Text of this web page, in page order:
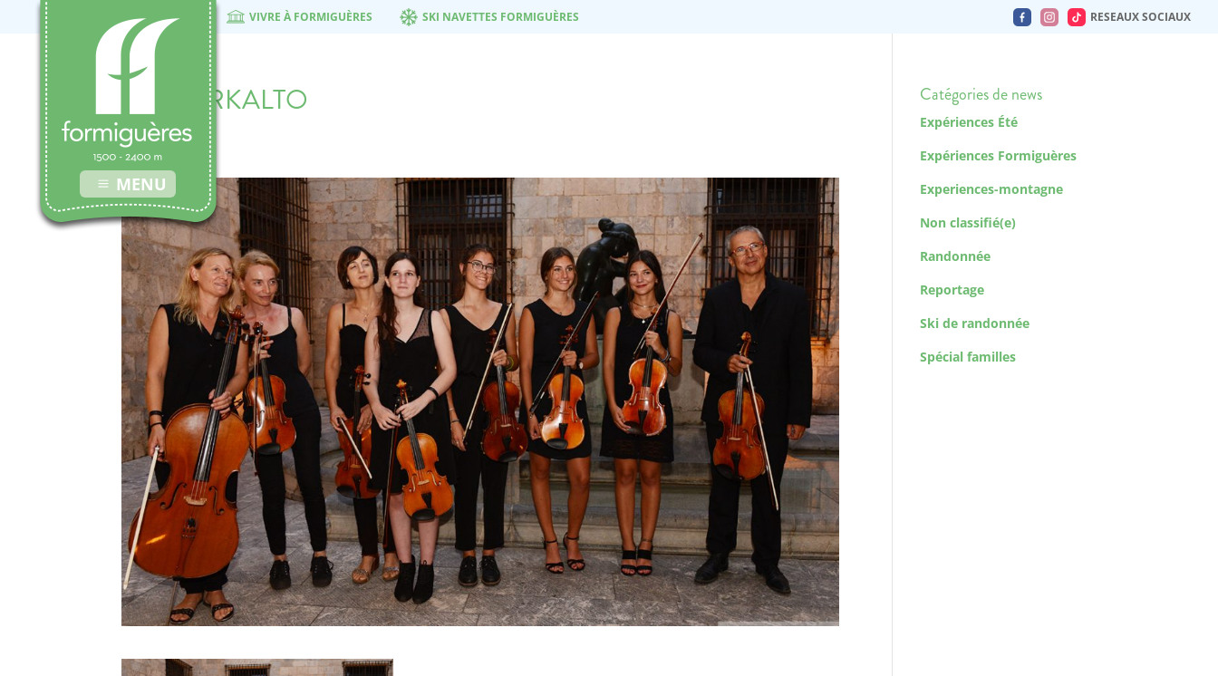
MENU
VIVRE À FORMIGUÈRES SKI NAVETTES FORMIGUÈRES RESEAUX SOCIAUX
photo ARKALTO
6 août 2018
Catégories de news
Expériences Été
Expériences Formiguères
Experiences-montagne
Non classifié(e)
Randonnée
Reportage
Ski de randonnée
Spécial familles